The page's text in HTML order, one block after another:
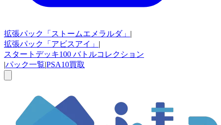
拡張パック 「ストームエメラルダ」 |
拡張パック
「アビスアイ」 |
スタートデッキ100 バトルコレクション
|パック一覧|PSA10買取